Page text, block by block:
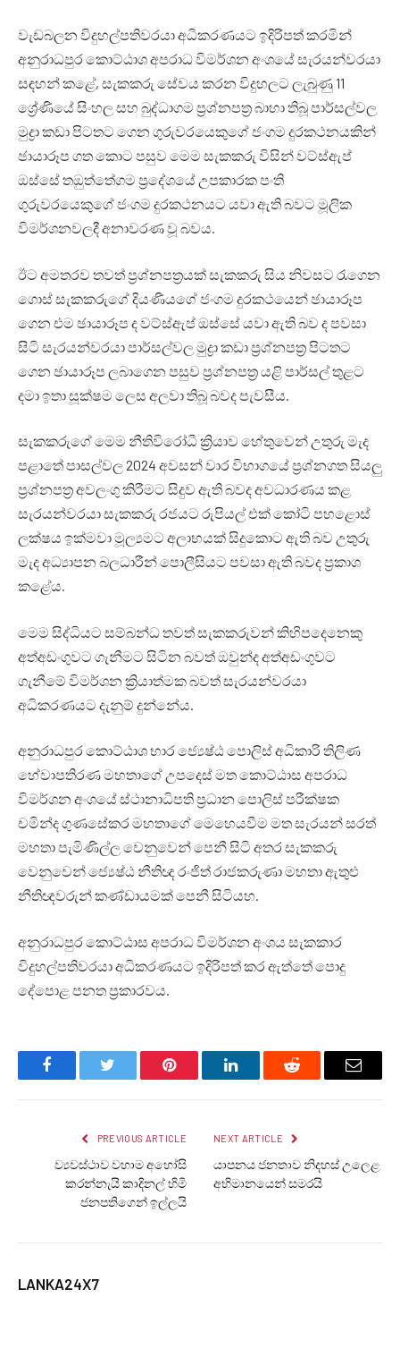
වැඩබලන විදුහල්පතිවරයා අධිකරණයට ඉදිරිපත් කරමින්
අනුරාධපුර කොට්ඨාශ අපරාධ විමර්ශන අංශයේ සැරයන්වරයා
සඳහන් කළේ, සැකකරු සේවය කරන විදුහලට ලැබුණු 11
ශ්‍රේණියේ සිංහල සහ බුද්ධාගම ප්‍රශ්නපත්‍ර බාහා තිබූ පාර්සල්වල
මුද්‍රා කඩා පිටතට ගෙන ගුරුවරයෙකුගේ ජංගම දුරකථනයකින්
ඡායාරූප ගත කොට පසුව මෙම සැකකරු විසින් වට්ස්ඇප්
ඔස්සේ තඔුත්තේගම ප්‍රදේශයේ උපකාරක පංති
ගුරුවරයෙකුගේ ජංගම දුරකථනයට යවා ඇති බවට මූලික
විමර්ශනවලදී අනාවරණ වූ බවය.
ඊට අමතරව තවත් ප්‍රශ්නපත්‍රයක් සැකකරු සිය නිවසට රැගෙන
ගොස් සැකකරුගේ දියණියගේ ජංගම දුරකථයෙන් ඡායාරූප
ගෙන එම ඡායාරූප ද වට්ස්ඇප් ඔස්සේ යවා ඇති බව ද පවසා
සිටි සැරයන්වරයා පාර්සල්වල මුද්‍රා කඩා ප්‍රශ්නපත්‍ර පිටතට
ගෙන ඡායාරූප ලබාගෙන පසුව ප්‍රශ්නපත්‍ර යළි පාර්සල් තුළට
දමා ඉතා සූක්ෂම ලෙස අලවා තිබූ බවද පැවසීය.
සැකකරුගේ මෙම නීතිවිරෝධී ක්‍රියාව හේතුවෙන් උතුරු මැද
පළාතේ පාසල්වල 2024 අවසන් වාර විභාගයේ ප්‍රශ්නගත සියලු
ප්‍රශ්නපත්‍ර අවලංගු කිරීමට සිදුව ඇති බවද අවධාරණය කළ
සැරයන්වරයා සැකකරු රජයට රුපියල් එක් කෝටි පහළොස්
ලක්ෂය ඉක්මවා මූල්‍යමට අලාභයක් සිදුකොට ඇති බව උතුරු
මැද අධ්‍යාපන බලධාරීන් පොලීසියට පවසා ඇති බවද ප්‍රකාශ
කළේය.
මෙම සිද්ධියට සම්බන්ධ තවත් සැකකරුවන් කිහිපදෙනෙකු
අත්අඩංගුවට ගැනීමට සිටින බවත් ඔවුන්ද අත්අඩංගුවට
ගැනීමේ විමර්ශන ක්‍රියාත්මක බවත් සැරයන්වරයා
අධිකරණයට දැනුම් දුන්නේය.
අනුරාධපුර කොට්ඨාශ භාර ජ්‍යෙෂ්ඨ පොලිස් අධිකාරි තිලිණ
හේවාපතිරණ මහතාගේ උපදෙස් මත කොට්ඨාස අපරාධ
විමර්ශන අංශයේ ස්ථානාධිපති ප්‍රධාන පොලිස් පරීක්ෂක
චමින්ද ගුණසේකර මහතාගේ මෙහෙයවීම මත සැරයන් සරත්
මහතා පැමිණිල්ල වෙනුවෙන් පෙනී සිටි අතර සැකකරු
වෙනුවෙන් ජ්‍යෙෂ්ඨ නීතිඥ රංජිත් රාජකරුණා මහතා ඇතුළු
නීතිඥවරුන් කණ්ඩායමක් පෙනී සිටියහ.
අනුරාධපුර කොට්ඨාස අපරාධ විමර්ශන අංශය සැකකාර
විදුහල්පතිවරයා අධිකරණයට ඉදිරිපත් කර ඇත්තේ පොදු
දේපොළ පනත ප්‍රකාරවය.
FacebookTwitter Pinterest LinkedInReddit Email
PREVIOUS ARTICLE
ව්‍යවස්ථාව වහාම අහෝසි
කරන්නැයි කාදිනල් හිමි
ජනපතිගෙන් ඉල්ලයි
NEXT ARTICLE
යාපනය ජනතාව නිදහස් උලෙළ
අභිමානයෙන් සමරයි
LANKA24X7